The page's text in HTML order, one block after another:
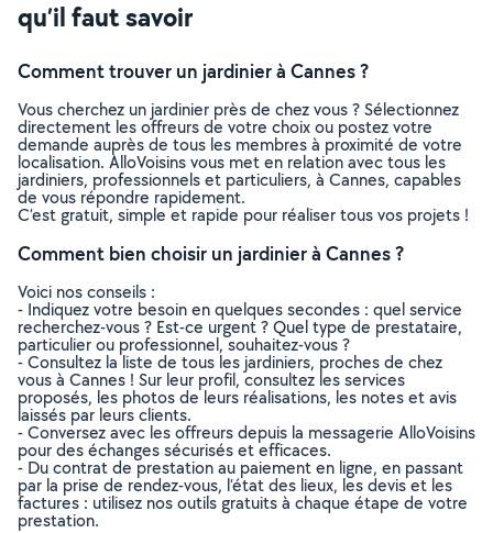
qu’il faut savoir
Comment trouver un jardinier à Cannes ?
Vous cherchez un jardinier près de chez vous ? Sélectionnez
directement les offreurs de votre choix ou postez votre
demande auprès de tous les membres à proximité de votre
localisation. AlloVoisins vous met en relation avec tous les
jardiniers, professionnels et particuliers, à Cannes, capables
de vous répondre rapidement.
C’est gratuit, simple et rapide pour réaliser tous vos projets !
Comment bien choisir un jardinier à Cannes ?
Voici nos conseils :
- Indiquez votre besoin en quelques secondes : quel service
recherchez-vous ? Est-ce urgent ? Quel type de prestataire,
particulier ou professionnel, souhaitez-vous ?
- Consultez la liste de tous les jardiniers, proches de chez
vous à Cannes ! Sur leur profil, consultez les services
proposés, les photos de leurs réalisations, les notes et avis
laissés par leurs clients.
- Conversez avec les offreurs depuis la messagerie AlloVoisins
pour des échanges sécurisés et efficaces.
- Du contrat de prestation au paiement en ligne, en passant
par la prise de rendez-vous, l’état des lieux, les devis et les
factures : utilisez nos outils gratuits à chaque étape de votre
prestation.